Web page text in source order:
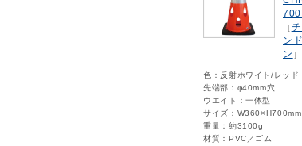
［
ン
ン ］
色：反射ホワイト/レッド
先端部：φ40mm穴
ウエイト：一体型
サイズ：W360×H700mm
重量：約3100g
材質：PVC／ゴム